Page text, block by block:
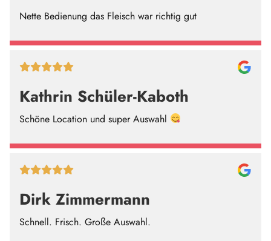
Nette Bedienung das Fleisch war richtig gut
Kathrin Schüler-Kaboth
Schöne Location und super Auswahl
Dirk Zimmermann
Schnell. Frisch. Große Auswahl.